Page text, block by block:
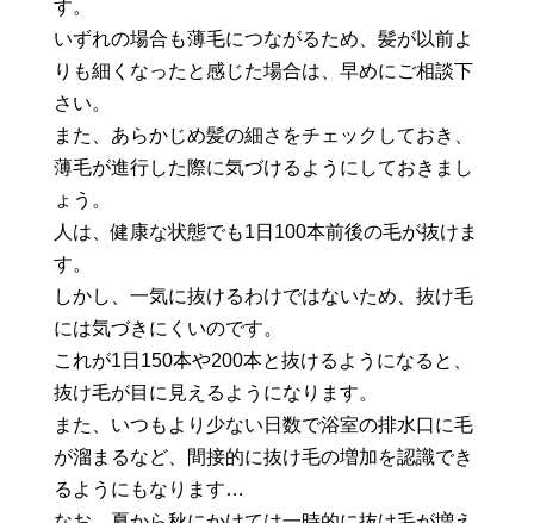
す。
いずれの場合も薄毛につながるため、髪が以前よ
りも細くなったと感じた場合は、早めにご相談下
さい。
また、あらかじめ髪の細さをチェックしておき、
薄毛が進行した際に気づけるようにしておきまし
ょう。
人は、健康な状態でも1日100本前後の毛が抜けま
す。
しかし、一気に抜けるわけではないため、抜け毛
には気づきにくいのです。
これが1日150本や200本と抜けるようになると、
抜け毛が目に見えるようになります。
また、いつもより少ない日数で浴室の排水口に毛
が溜まるなど、間接的に抜け毛の増加を認識でき
るようにもなります…